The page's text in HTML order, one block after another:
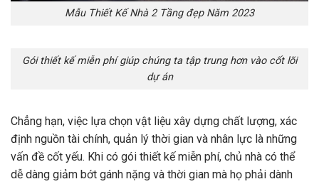
Mẫu Thiết Kế Nhà 2 Tầng đẹp Năm 2023
Gói thiết kế miễn phí giúp chúng ta tập trung hơn vào cốt lõi
dự án
Chẳng hạn, việc lựa chọn vật liệu xây dựng chất lượng, xác
định nguồn tài chính, quản lý thời gian và nhân lực là những
vấn đề cốt yếu. Khi có gói thiết kế miễn phí, chủ nhà có thể
dễ dàng giảm bớt gánh nặng và thời gian mà họ phải dành